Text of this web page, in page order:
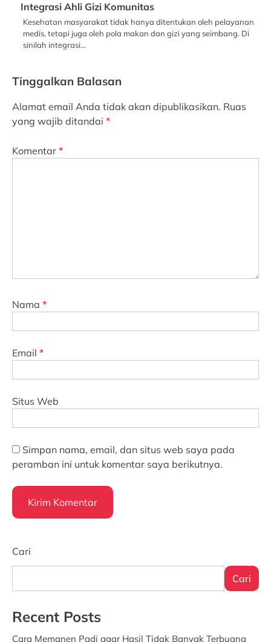
Integrasi Ahli Gizi Komunitas
Kesehatan masyarakat tidak hanya ditentukan oleh pelayanan
medis, tetapi juga oleh pola makan dan gizi yang seimbang. Di
sinilah integrasi…
Tinggalkan Balasan
Alamat email Anda tidak akan dipublikasikan. Ruas
yang wajib ditandai *
Komentar *
Nama *
Email *
Situs Web
Simpan nama, email, dan situs web saya pada
peramban ini untuk komentar saya berikutnya.
Cari
Cari
Recent Posts
Cara Memanen Padi agar Hasil Tidak Banyak Terbuang